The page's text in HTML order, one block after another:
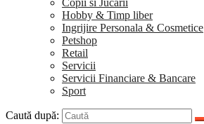
Copii si Jucarii
Hobby & Timp liber
Ingrijire Personala & Cosmetice
Petshop
Retail
Servicii
Servicii Financiare & Bancare
Sport
Caută după: